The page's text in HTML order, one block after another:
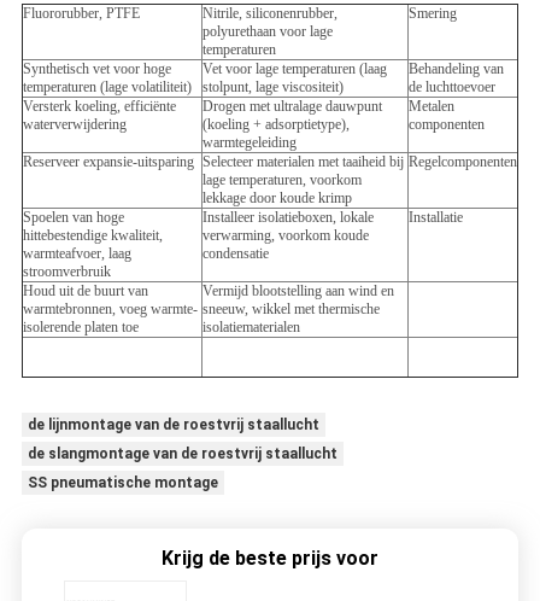
Fluororubber, PTFE
Nitrile, siliconenrubber,
polyurethaan voor lage
temperaturen
Smering
Synthetisch vet voor hoge
temperaturen (lage volatiliteit)
Vet voor lage temperaturen (laag
stolpunt, lage viscositeit)
Behandeling van
de luchttoevoer
Versterk koeling, efficiënte
waterverwijdering
Drogen met ultralage dauwpunt
(koeling + adsorptietype),
warmtegeleiding
Metalen
componenten
Reserveer expansie-uitsparing Selecteer materialen met taaiheid bij
lage temperaturen, voorkom
lekkage door koude krimp
Regelcomponenten
Spoelen van hoge
hittebestendige kwaliteit,
warmteafvoer, laag
stroomverbruik
Installeer isolatieboxen, lokale
verwarming, voorkom koude
condensatie
Installatie
Houd uit de buurt van
warmtebronnen, voeg warmte-
isolerende platen toe
Vermijd blootstelling aan wind en
sneeuw, wikkel met thermische
isolatiematerialen
de lijnmontage van de roestvrij staallucht
de slangmontage van de roestvrij staallucht
SS pneumatische montage
Krijg de beste prijs voor